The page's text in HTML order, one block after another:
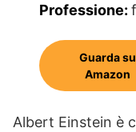
Professione:
Guarda su
Amazon
Albert Einstein è